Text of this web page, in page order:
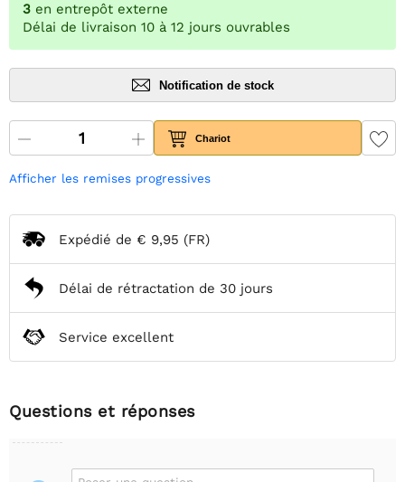
3 en entrepôt externe
Délai de livraison 10 à 12 jours ouvrables
Notification de stock
Chariot
Afficher les remises progressives
Expédié de € 9,95 (FR)
Délai de rétractation de 30 jours
Service excellent
Questions et réponses